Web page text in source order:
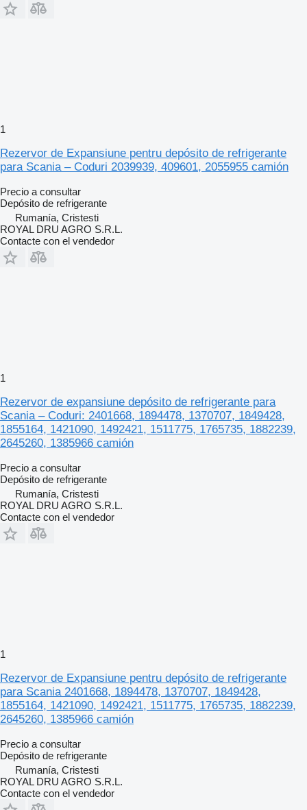
1
Rezervor de Expansiune pentru depósito de refrigerante
para Scania – Coduri 2039939, 409601, 2055955 camión
Precio a consultar
Depósito de refrigerante
Rumanía, Cristesti
ROYAL DRU AGRO S.R.L.
Contacte con el vendedor
1
Rezervor de expansiune depósito de refrigerante para
Scania – Coduri: 2401668, 1894478, 1370707, 1849428,
1855164, 1421090, 1492421, 1511775, 1765735, 1882239,
2645260, 1385966 camión
Precio a consultar
Depósito de refrigerante
Rumanía, Cristesti
ROYAL DRU AGRO S.R.L.
Contacte con el vendedor
1
Rezervor de Expansiune pentru depósito de refrigerante
para Scania 2401668, 1894478, 1370707, 1849428,
1855164, 1421090, 1492421, 1511775, 1765735, 1882239,
2645260, 1385966 camión
Precio a consultar
Depósito de refrigerante
Rumanía, Cristesti
ROYAL DRU AGRO S.R.L.
Contacte con el vendedor